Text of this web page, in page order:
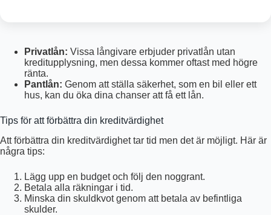
Privatlån: Vissa långivare erbjuder privatlån utan
kreditupplysning, men dessa kommer oftast med högre
ränta.
Pantlån: Genom att ställa säkerhet, som en bil eller ett
hus, kan du öka dina chanser att få ett lån.
Tips för att förbättra din kreditvärdighet
Att förbättra din kreditvärdighet tar tid men det är möjligt. Här är
några tips:
Lägg upp en budget och följ den noggrant.
Betala alla räkningar i tid.
Minska din skuldkvot genom att betala av befintliga
skulder.